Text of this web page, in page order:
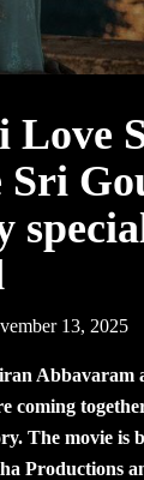
Love
Sri
13, 2025
Abbavaram
coming
The movie is
Productions